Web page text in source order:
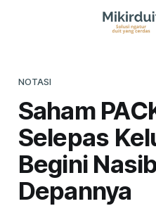
NOTASI
Saham
Selepas
Begini
Depannya